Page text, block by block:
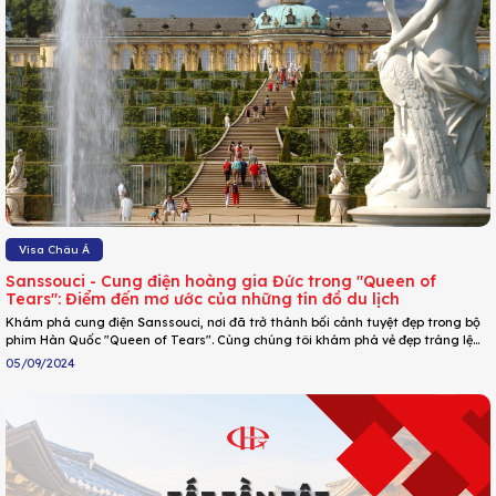
Visa Châu Á
Sanssouci - Cung điện hoàng gia Đức trong "Queen of
Tears": Điểm đến mơ ước của những tín đồ du lịch
Khám phá cung điện Sanssouci, nơi đã trở thành bối cảnh tuyệt đẹp trong bộ
phim Hàn Quốc "Queen of Tears". Cùng chúng tôi khám phá vẻ đẹp tráng lệ
của kiến trúc Baroque, vườn hoa rực rỡ và những câu chuyện lịch sử thú vị tại
05/09/2024